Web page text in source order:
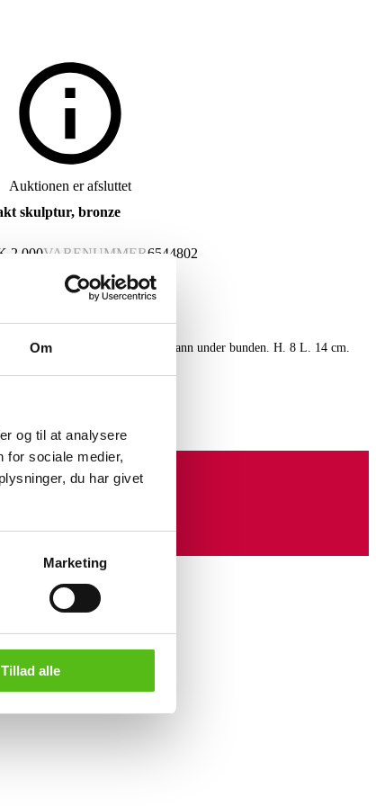
Om
og til at analysere
for sociale medier,
du har givet
Marketing
Tillad alle
Auktionen er afsluttet
skulptur, bronze
2.000VARENUMMER6544802
skulptur af bronze, sign. Lymann under bunden. H. 8 L. 14 cm.